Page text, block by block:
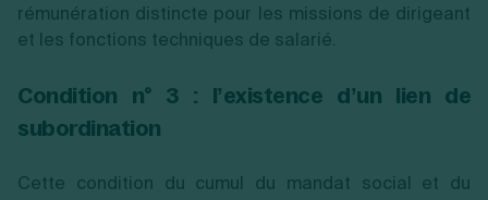
rémunération distincte pour les missions de dirigeant
et les fonctions techniques de salarié.
Condition n° 3 : l’existence d’un lien de
subordination
Cette condition du cumul du mandat social et du